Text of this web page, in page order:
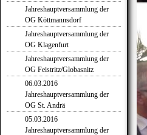
Jahreshauptversammlung der
OG Köttmannsdorf
Jahreshauptversammlung der
OG Klagenfurt
Jahreshauptversammlung der
OG Feistritz/Globasnitz
06.03.2016
Jahreshauptversammlung der
OG St. Andrä
05.03.2016
Jahreshauptversammlung der